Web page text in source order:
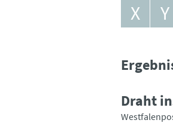
X
Y
Draht